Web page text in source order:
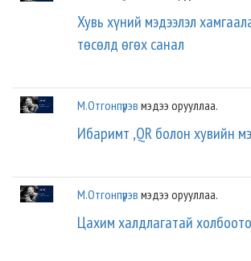
Хувь хүний мэдээлэл
төсөлд өгөх санал
М.Отгонпүрэв мэдээ орууллаа.
Ибаримт ,QR болон хувийн
М.Отгонпүрэв мэдээ орууллаа.
Цахим халдлагатай